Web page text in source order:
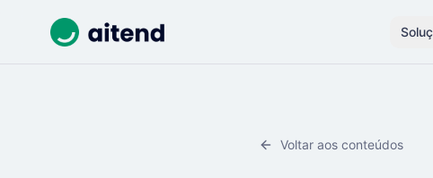
Voltar aos conteúdos